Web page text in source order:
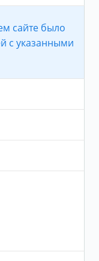
в
сайте было
с указанными